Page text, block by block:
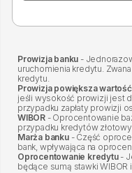
Prowizja banku -
uruchomienia kredytu.
kredytu.
Prowizja powiększa
jeśli wysokość prowizji jest
przypadku zapłaty prowizji
WIBOR - Oprocentowanie
przypadku kredytów
Marża banku- Część
bank, wpływająca na
Oprocentowanie kredytu-
będące sumą stawki WIBOR